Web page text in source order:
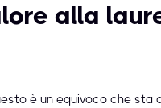
alla
è un equivoco che sta